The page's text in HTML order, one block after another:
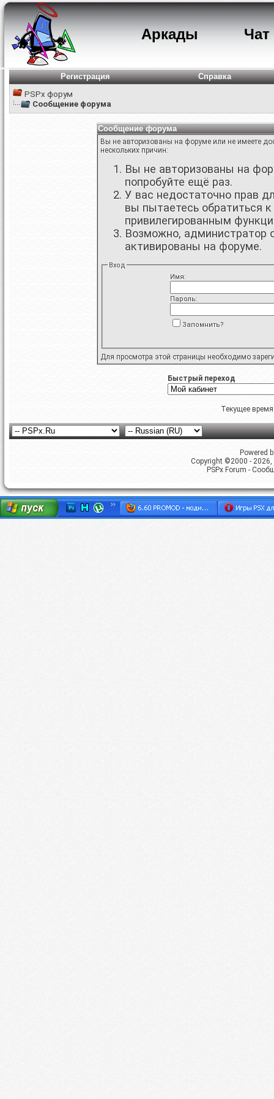
Аркады Чат
Регистрация
Справка
PSPx форум
Сообщение форума
Сообщение форума
Вы не авторизованы на форуме или не имеете
нескольких причин:
Вы не авторизованы на
попробуйте ещё раз.
У вас недостаточно прав
вы пытаетесь обратиться
привилегированным
Возможно, администратор
активированы на форуме.
Вход
Имя:
Пароль:
Запомнить?
Для просмотра этой страницы необходимо
Быстрый переход
Текущее
Powered
Copyright ©2000 -
PSPx Forum -